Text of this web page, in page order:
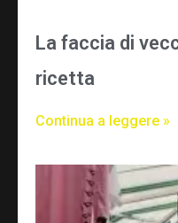
La faccia di
ricetta
Continua a leggere »